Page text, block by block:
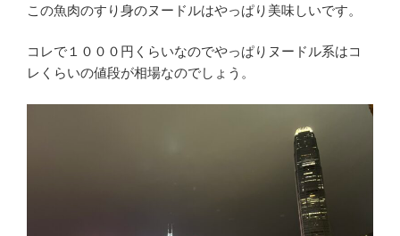
この魚肉のすり身のヌードルはやっぱり美味しいです。
コレで１０００円くらいなのでやっぱりヌードル系はコ
レくらいの値段が相場なのでしょう。